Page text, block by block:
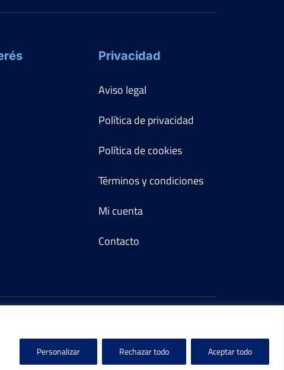
Personalizar Rechazar todo Aceptar todo
Privacidad
Aviso legal
Política de privacidad
Política de cookies
Términos y condiciones
Mi cuenta
Contacto